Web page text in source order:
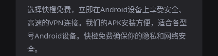
选择快橙免费，立即在Android设备上享受安全、
高速的VPN连接。我们的APK安装方便，适合各型
号Android设备。快橙免费确保你的隐私和网络安
全。